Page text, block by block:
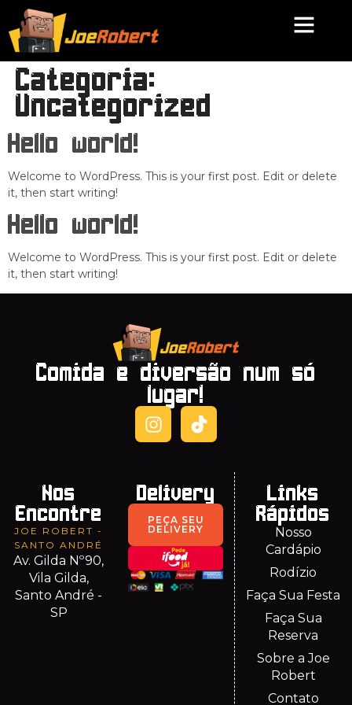
Categoria:
Uncategorized
Hello world!
Welcome to WordPress. This is your first post. Edit or delete
it, then start writing!
Hello world!
Welcome to WordPress. This is your first post. Edit or delete
it, then start writing!
Comida e diversão num só
lugar!
Nos
Encontre
JOE ROBERT -
SANTO ANDRÉ
Av. Gilda Nº90,
Vila Gilda,
Santo André -
SP
Delivery
PEÇA SEU
DELIVERY
Links
Rápidos
Nosso
Cardápio
Rodízio
Faça Sua Festa
Faça Sua
Reserva
Sobre a Joe
Robert
Contato